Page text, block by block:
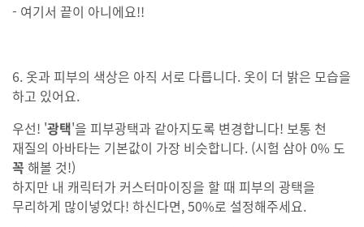
- 여기서 끝이 아니에요!!
6. 옷과 피부의 색상은 아직 서로 다릅니다. 옷이 더 밝은 모습을
하고 있어요.
우선! '광택'을 피부광택과 같아지도록 변경합니다! 보통 천
재질의 아바타는 기본값이 가장 비슷합니다. (시험 삼아 0% 도
꼭 해볼 것!)
하지만 내 캐릭터가 커스터마이징을 할 때 피부의 광택을
무리하게 많이넣었다! 하신다면, 50%로 설정해주세요.